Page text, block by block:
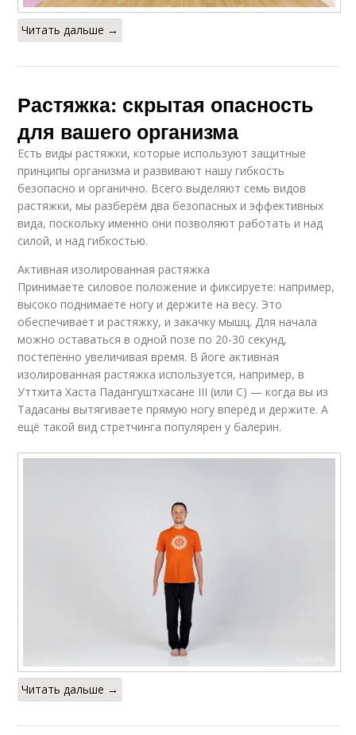
Читать дальше →
Растяжка: скрытая опасность
для вашего организма
Есть виды растяжки, которые используют защитные
принципы организма и развивают нашу гибкость
безопасно и органично. Всего выделяют семь видов
растяжки, мы разберём два безопасных и эффективных
вида, поскольку именно они позволяют работать и над
силой, и над гибкостью.
Активная изолированная растяжка
Принимаете силовое положение и фиксируете: например,
высоко поднимаете ногу и держите на весу. Это
обеспечивает и растяжку, и закачку мышц. Для начала
можно оставаться в одной позе по 20-30 секунд,
постепенно увеличивая время. В йоге активная
изолированная растяжка используется, например, в
Уттхита Хаста Падангуштхасане III (или C) — когда вы из
Тадасаны вытягиваете прямую ногу вперёд и держите. А
ещё такой вид стретчинга популярен у балерин.
Читать дальше →